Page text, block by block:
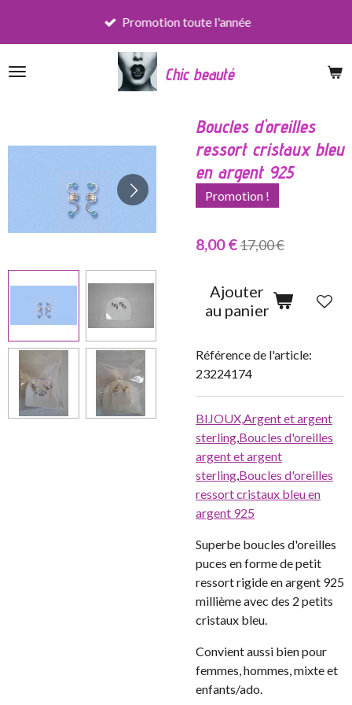
principal
Chic beauté
Promotion toute l'année
Boucles d'oreilles
ressort cristaux bleu
en argent 925
Promotion !
8,00 €17,00 €
Ajouter
au panier
Référence de l'article:
23224174
BIJOUX,Argent et argent
sterling,Boucles d'oreilles
argent et argent
sterling,Boucles d'oreilles
ressort cristaux bleu en
argent 925
Superbe boucles d'oreilles
puces en forme de petit
ressort rigide en argent 925
millième avec des 2 petits
cristaux bleu.
Convient aussi bien pour
femmes, hommes, mixte et
enfants/ado.